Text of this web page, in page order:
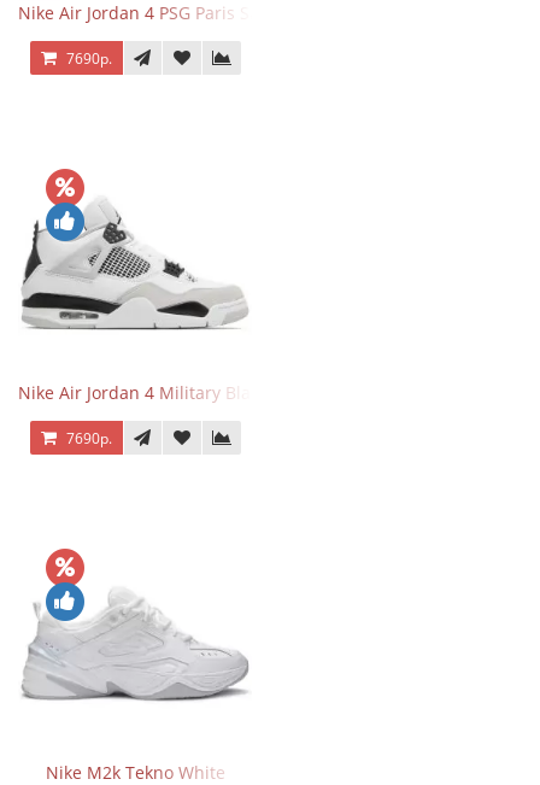
Nike Air Jordan 4 PSG Paris Saint Germain
7690р.
Nike Air Jordan 4 Military Black
7690р.
Nike M2k Tekno White